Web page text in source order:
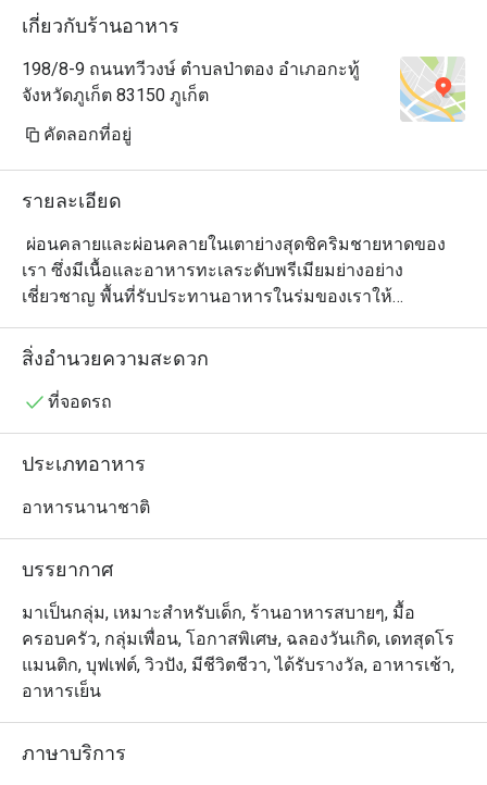
เกี่ยวกับร้านอาหาร
198/8-9 ถนนทวีวงษ์ ตำบลป่าตอง อำเภอกะทู้
จังหวัดภูเก็ต 83150 ภูเก็ต
คัดลอกที่อยู่
รายละเอียด
ผ่อนคลายและผ่อนคลายในเตาย่างสุดชิคริมชายหาดของ
เรา ซึ่งมีเนื้อและอาหารทะเลระดับพรีเมียมย่างอย่าง
เชี่ยวชาญ พื้นที่รับประทานอาหารในร่มของเราให้
บรรยากาศสบาย ๆ ในขณะที่ระเบียงกลางแจ้งมีสไตล์ที่ล้อม
รอบด้วยพันธุ์ไม้เขตร้อนเขียวชอุ่มมอบประสบการณ์กลาง
จนถึงตัวเลือกอาหารกลางวันและอาหารเย็นแสนอร่อย
สิ่งอำนวยความสะดวก
ที่จอดรถ
ประเภทอาหาร
อาหารนานาชาติ
บรรยากาศ
มาเป็นกลุ่ม, เหมาะสำหรับเด็ก, ร้านอาหารสบายๆ, มื้อ
ครอบครัว, กลุ่มเพื่อน, โอกาสพิเศษ, ฉลองวันเกิด, เดทสุดโร
แมนติก, บุฟเฟต์, วิวปัง, มีชีวิตชีวา, ได้รับรางวัล, อาหารเช้า,
อาหารเย็น
ภาษาบริการ